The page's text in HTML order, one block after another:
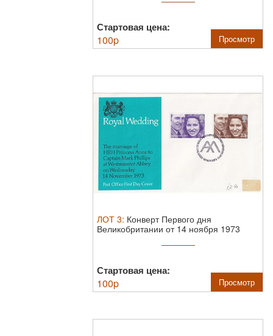
Стартовая цена:
100p Просмотр
ЛОТ 3: Конверт Первого дня
Великобритании от 14 ноября 1973
Стартовая цена:
100p Просмотр